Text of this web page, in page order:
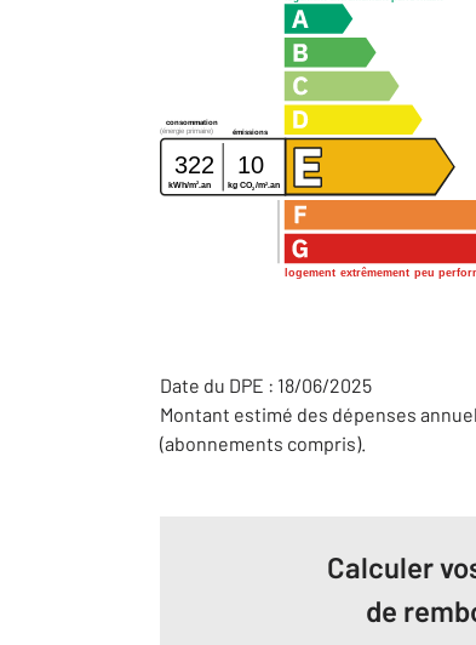
logement extrêmement peu
consommation
émissions
(énergie primaire)
322 10
kWh/m2 .an kg CO2/m2 .an
Date du DPE : 18/06/2025
Montant estimé des dépenses
(abonnements compris).
Calculer
de